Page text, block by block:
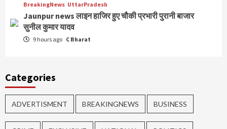
BreakingNews UttarPradesh
Jaunpur news लाइन हाजिर हुए चौकी प्रभारी पुरानी बाजार
सुनील कुमार यादव
9 hours ago C Bharat
Categories
ADVERTISMENT BREAKINGNEWS BUSINESS